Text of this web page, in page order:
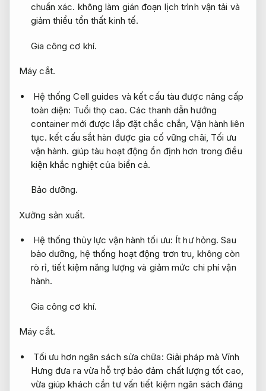
chuẩn xác. không làm gián đoạn lịch trình vận tải và
giảm thiểu tổn thất kinh tế.
Gia công cơ khí.
Máy cắt.
Hệ thống Cell guides và kết cấu tàu được nâng cấp
toàn diện: Tuổi thọ cao. Các thanh dẫn hướng
container mới được lắp đặt chắc chắn,Vận hành liên
tục. kết cấu sắt hàn được gia cố vững chãi, Tối ưu
vận hành. giúp tàu hoạt động ổn định hơn trong điều
kiện khắc nghiệt của biển cả.
Bảo dưỡng.
Xưởng sản xuất.
Hệ thống thủy lực vận hành tối ưu: Ít hư hỏng. Sau
bảo dưỡng, hệ thống hoạt động trơn tru, không còn
rò rỉ, tiết kiệm năng lượng và giảm mức chi phí vận
hành.
Gia công cơ khí.
Máy cắt.
Tối ưu hơn ngân sách sửa chữa: Giải pháp mà Vĩnh
Hưng đưa ra vừa hỗ trợ bảo đảm chất lượng tốt cao,
vừa giúp khách cần tư vấn tiết kiệm ngân sách đáng